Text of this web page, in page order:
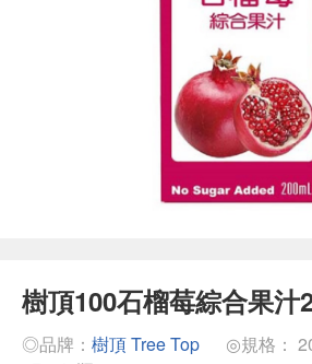
樹頂100石榴莓綜合果汁
◎品牌： 樹頂 Tree Top
◎規格：